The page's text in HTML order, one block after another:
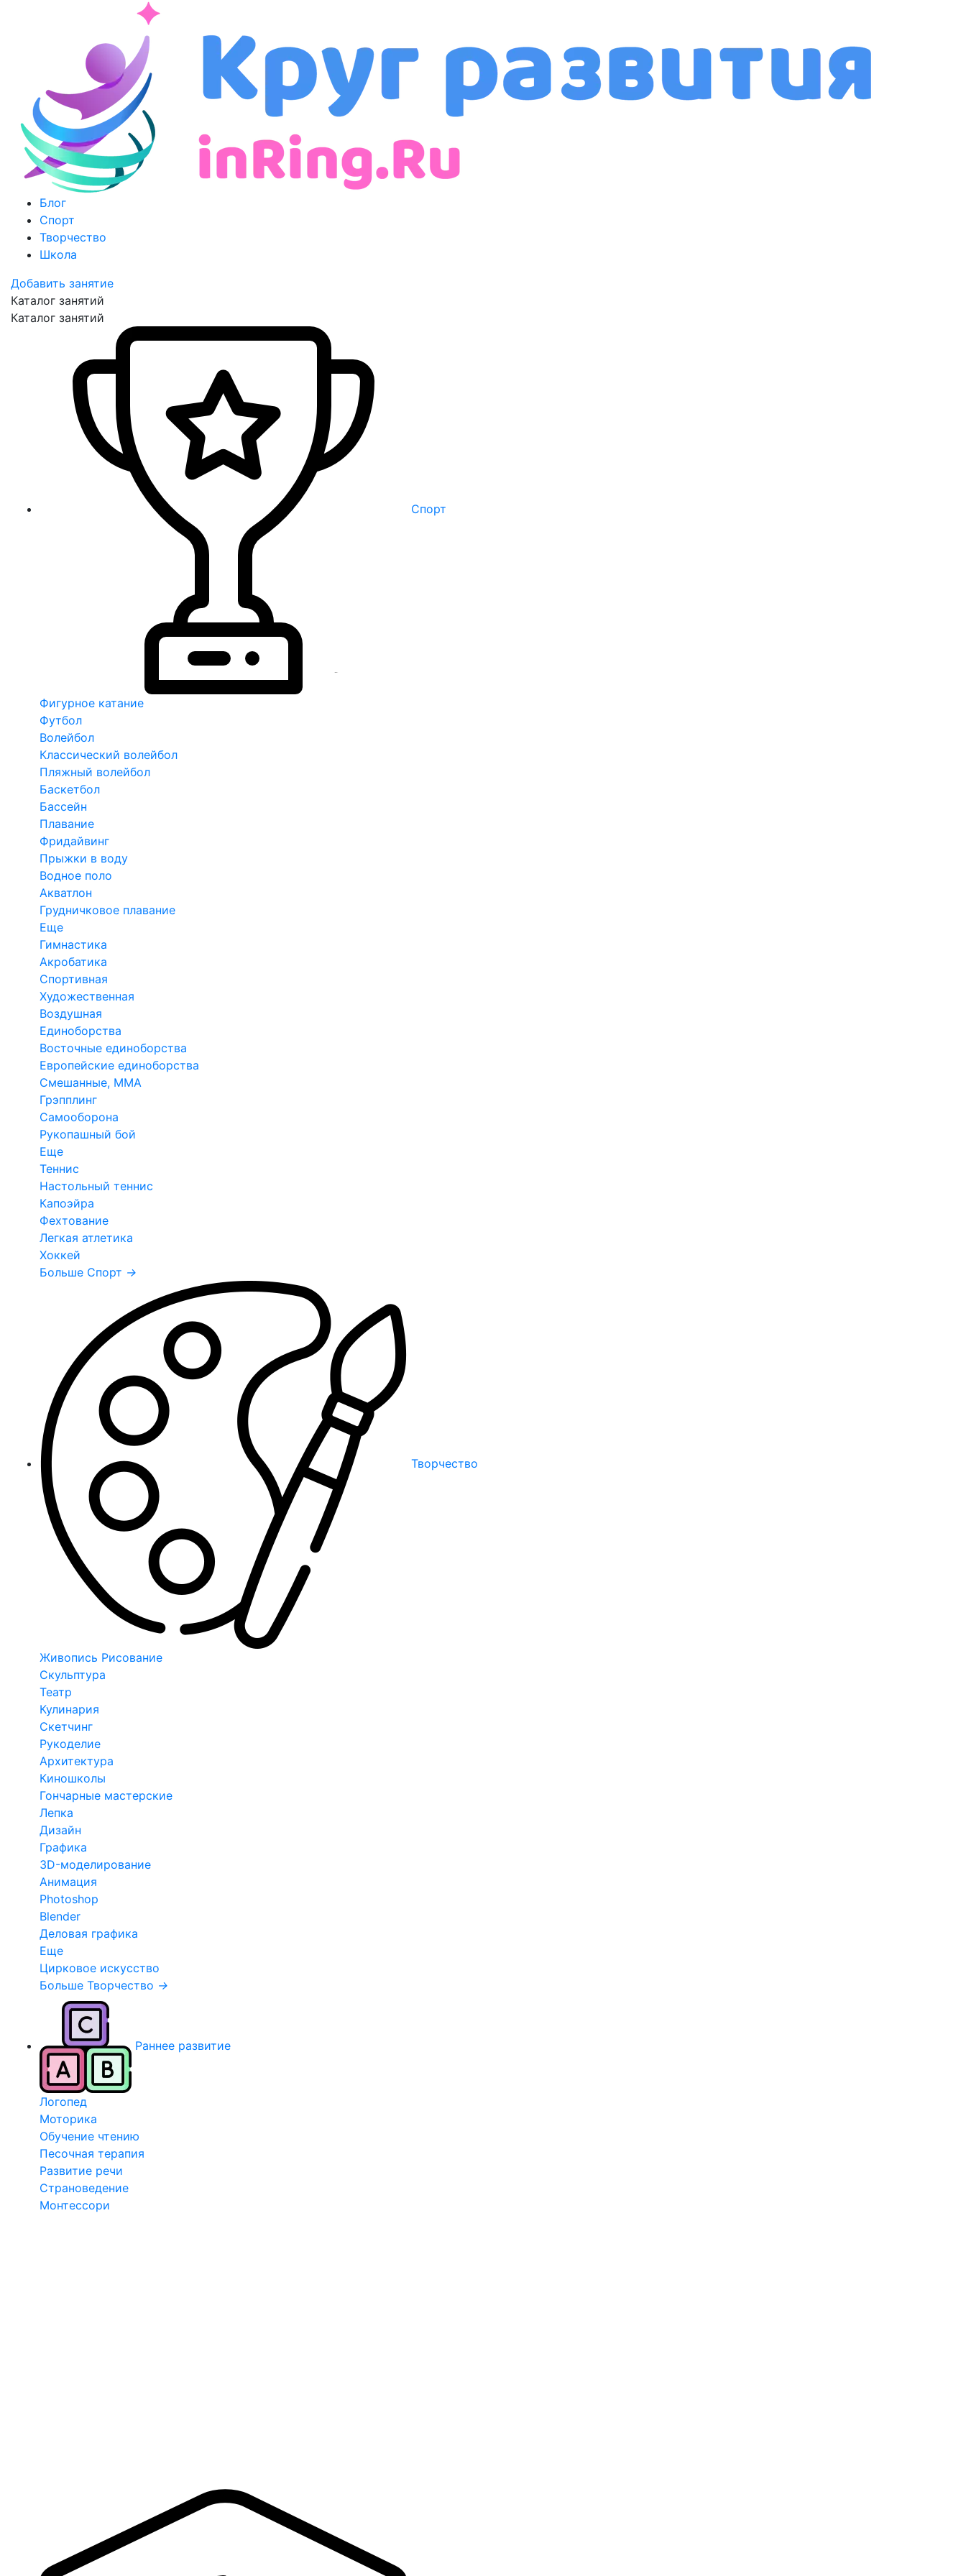
Блог
Спорт
Творчество
Школа
Добавить занятие
Каталог занятий
Каталог занятий
Спорт
Фигурное катание
Футбол
Волейбол
Классический волейбол
Пляжный волейбол
Баскетбол
Бассейн
Плавание
Фридайвинг
Прыжки в воду
Водное поло
Акватлон
Грудничковое плавание
Еще
Гимнастика
Акробатика
Спортивная
Художественная
Воздушная
Единоборства
Восточные единоборства
Европейские единоборства
Смешанные, ММА
Грэпплинг
Самооборона
Рукопашный бой
Еще
Теннис
Настольный теннис
Капоэйра
Фехтование
Легкая атлетика
Хоккей
Больше Спорт →
Творчество
Живопись Рисование
Скульптура
Театр
Кулинария
Скетчинг
Рукоделие
Архитектура
Киношколы
Гончарные мастерские
Лепка
Дизайн
Графика
3D-моделирование
Анимация
Photoshop
Blender
Деловая графика
Еще
Цирковое искусство
Больше Творчество →
Раннее развитие
Логопед
Моторика
Обучение чтению
Песочная терапия
Развитие речи
Страноведение
Монтессори